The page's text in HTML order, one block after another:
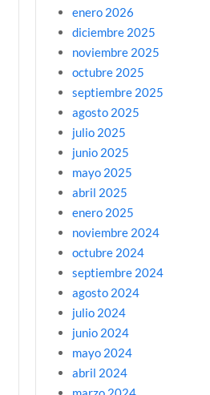
enero 2026
diciembre 2025
noviembre 2025
octubre 2025
septiembre 2025
agosto 2025
julio 2025
junio 2025
mayo 2025
abril 2025
enero 2025
noviembre 2024
octubre 2024
septiembre 2024
agosto 2024
julio 2024
junio 2024
mayo 2024
abril 2024